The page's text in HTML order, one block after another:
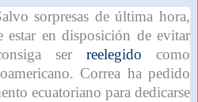
sorpresas de última hora,
estar en disposición de evitar
ser reelegido como
Correa ha pedido
ecuatoriano para dedicarse